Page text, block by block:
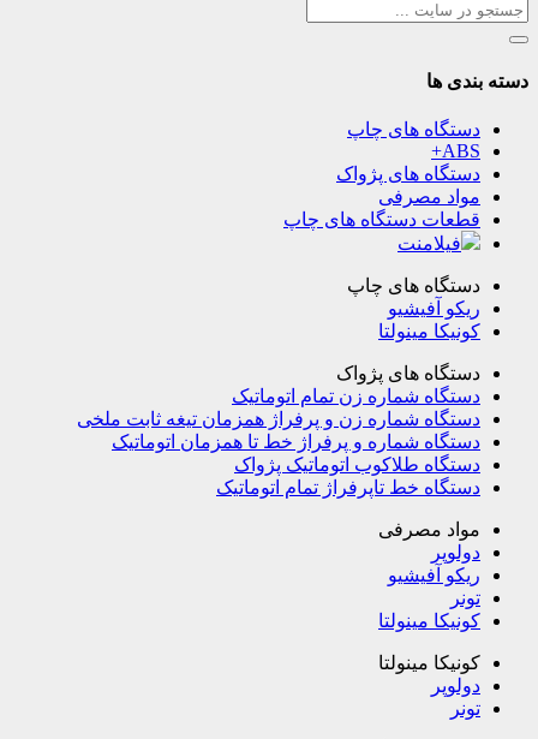
دسته بندی ها
دستگاه های چاپ
ABS+
دستگاه های پژواک
مواد مصرفی
قطعات دستگاه های چاپ
فیلامنت
دستگاه های چاپ
ریکو آفیشیو
کونیکا مینولتا
دستگاه های پژواک
دستگاه شماره زن تمام اتوماتیک
دستگاه شماره زن و پرفراژ همزمان تیغه ثابت ملخی
دستگاه شماره و پرفراژ خط تا همزمان اتوماتیک
دستگاه طلاکوب اتوماتیک پژواک
دستگاه خط تاپرفراژ تمام اتوماتیک
مواد مصرفی
دولوپر
ریکو آفیشیو
تونر
کونیکا مینولتا
کونیکا مینولتا
دولوپر
تونر